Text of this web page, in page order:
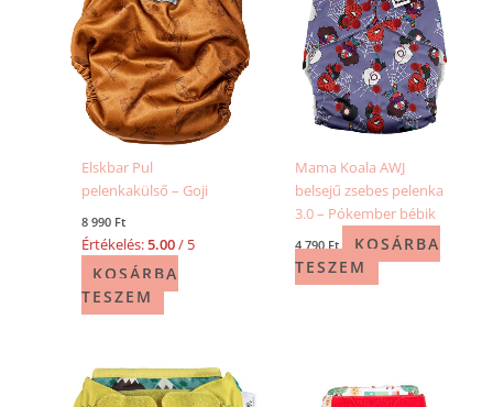
Elskbar Pul
pelenkakülső – Goji
8 990 Ft
Értékelés:5.00/ 5
KOSÁRBA
TESZEM
Mama Koala AWJ
belsejű zsebes pelenka
3.0 – Pókember bébik
4 790 Ft
KOSÁRBA
TESZEM